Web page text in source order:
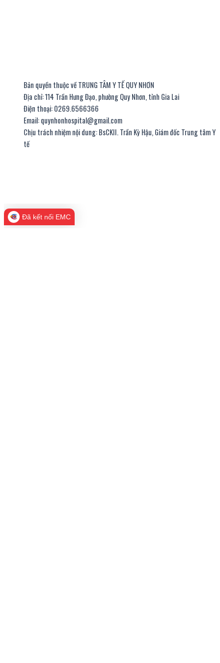
Bản quyền thuộc về TRUNG TÂM Y TẾ QUY NHƠN
Địa chỉ: 114 Trần Hưng Đạo, phường Quy Nhơn, tỉnh Gia Lai
Điện thoại: 0269.6566366
Email: quynhonhospital@gmail.com
Chịu trách nhiệm nội dung: BsCKII. Trần Kỳ Hậu, Giám đốc Trung tâm Y
tế
Đã kết nối EMC